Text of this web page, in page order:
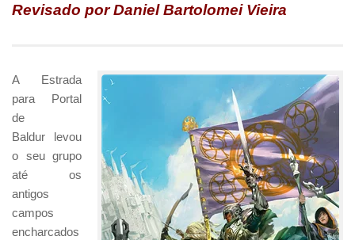
Revisado por Daniel Bartolomei Vieira
A Estrada
para Portal
de
Baldur levou
o seu grupo
até os
antigos
campos
encharcados